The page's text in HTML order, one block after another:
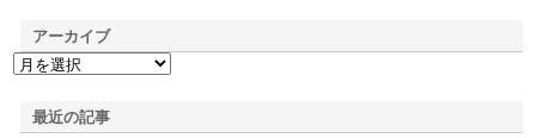
アーカイブ
最近の記事